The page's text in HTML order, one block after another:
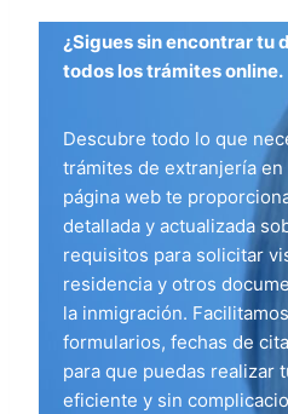
¿Sigues sin encontrar tu
todos los trámites online.
Descubre todo lo que
trámites de extranjería
página web te
detallada y actualizada
requisitos para solicitar
residencia y otros
la inmigración.
formularios, fechas de
para que puedas realizar
eficiente y sin